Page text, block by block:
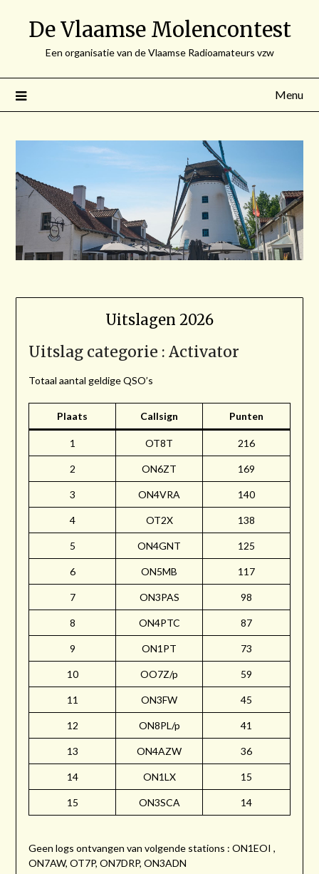
De Vlaamse Molencontest
Een organisatie van de Vlaamse Radioamateurs vzw
Menu
Uitslagen 2026
Uitslag categorie : Activator
Totaal aantal geldige QSO’s
Plaats Callsign Punten
1 OT8T 216
2 ON6ZT 169
3 ON4VRA 140
4 OT2X 138
5 ON4GNT 125
6 ON5MB 117
7 ON3PAS 98
8 ON4PTC 87
9 ON1PT 73
10 OO7Z/p 59
11 ON3FW 45
12 ON8PL/p 41
13 ON4AZW 36
14 ON1LX 15
15 ON3SCA 14
Geen logs ontvangen van volgende stations : ON1EOI ,
ON7AW, OT7P, ON7DRP, ON3ADN